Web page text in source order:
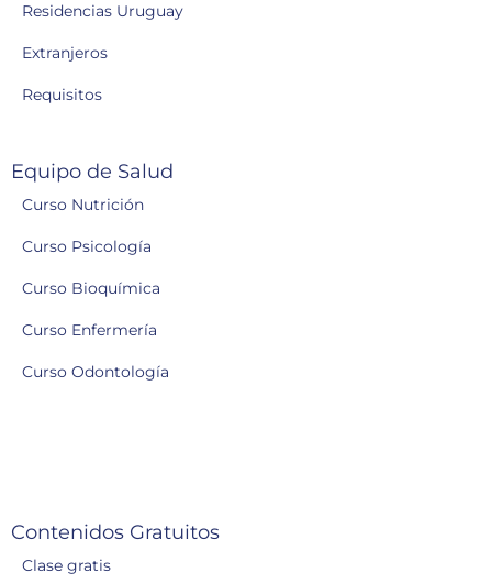
Residencias Uruguay
Extranjeros
Requisitos
Equipo de Salud
Curso Nutrición
Curso Psicología
Curso Bioquímica
Curso Enfermería
Curso Odontología
Contenidos Gratuitos
Clase gratis